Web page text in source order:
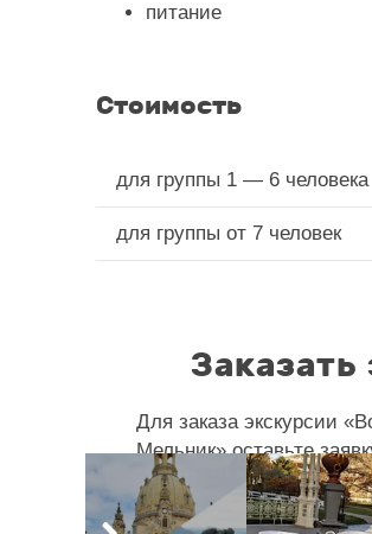
питание
Стоимость
для группы 1 — 6 человека
для группы от 7 человек
Для заказа экскурсии
Мельник» оставьте
о Вас и о времени её
нами любым способом